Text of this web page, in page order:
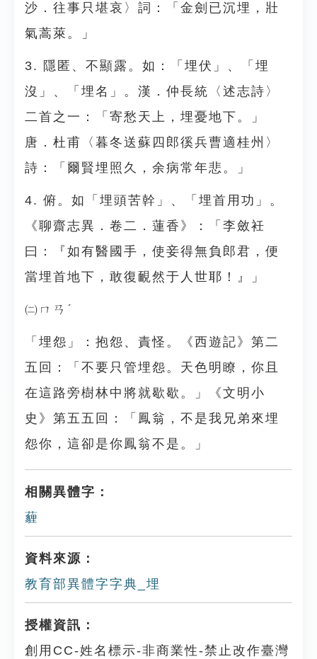
沙．往事只堪哀〉詞：「金劍已沉埋，壯
氣蒿萊。」
3. 隱匿、不顯露。如：「埋伏」、「埋
沒」、「埋名」。漢．仲長統〈述志詩〉
二首之一：「寄愁天上，埋憂地下。」
唐．杜甫〈暮冬送蘇四郎徯兵曹適桂州〉
詩：「爾賢埋照久，余病常年悲。」
4. 俯。如「埋頭苦幹」、「埋首用功」。
《聊齋志異．卷二．蓮香》：「李斂衽
曰：『如有醫國手，使妾得無負郎君，便
當埋首地下，敢復靦然于人世耶！』」
㈡ㄇㄢˊ
「埋怨」：抱怨、責怪。《西遊記》第二
五回：「不要只管埋怨。天色明瞭，你且
在這路旁樹林中將就歇歇。」《文明小
史》第五五回：「鳳翁，不是我兄弟來埋
怨你，這卻是你鳳翁不是。」
相關異體字：
薶
資料來源：
教育部異體字字典_埋
授權資訊：
創用CC-姓名標示-非商業性-禁止改作臺灣